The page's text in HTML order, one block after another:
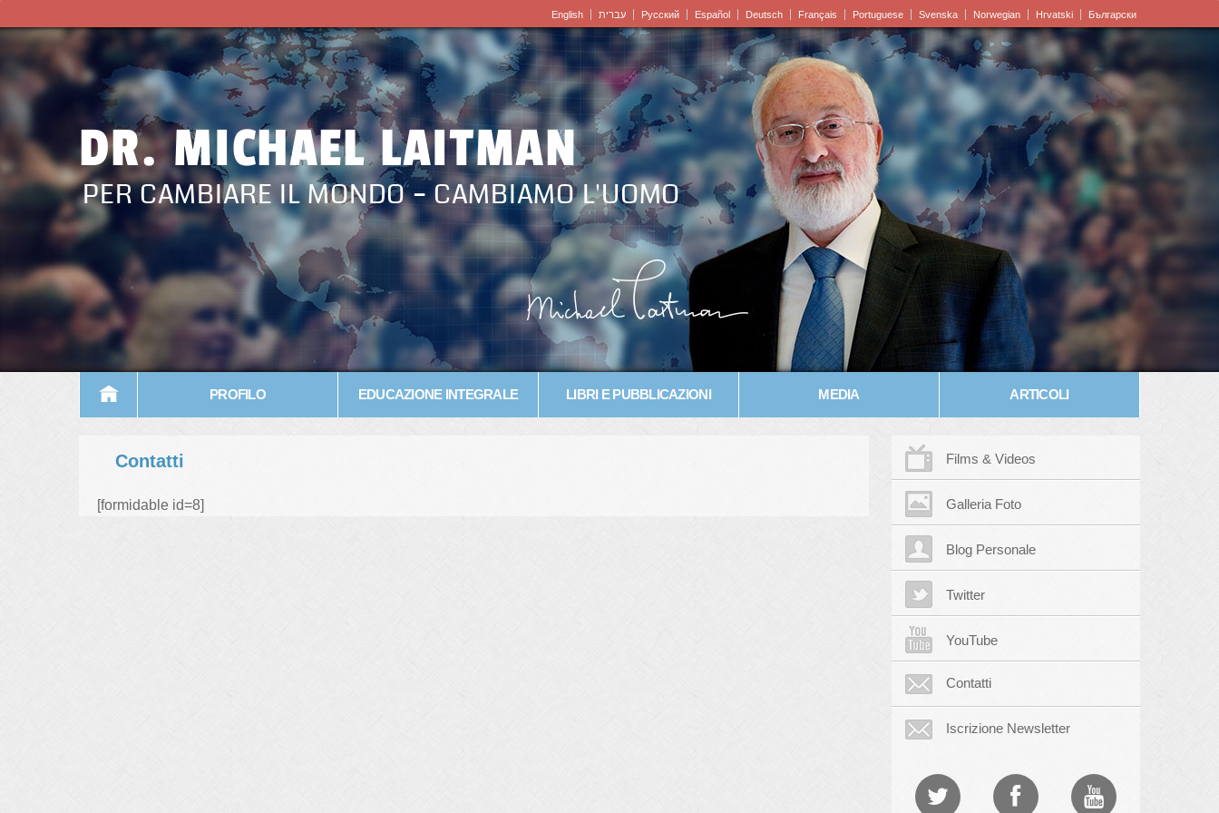
English עברית Pусский Español Deutsch Français Portuguese Svenska Norwegian Hrvatski Български
DR. MICHAEL LAITMAN
PER CAMBIARE IL MONDO – CAMBIAMO L'UOMO
PROFILO EDUCAZIONE INTEGRALE LIBRI E PUBBLICAZIONI MEDIA ARTICOLI
Contatti
[formidable id=8]
Films & Videos
Galleria Foto
Blog Personale
Twitter
YouTube
Contatti
Iscrizione Newsletter